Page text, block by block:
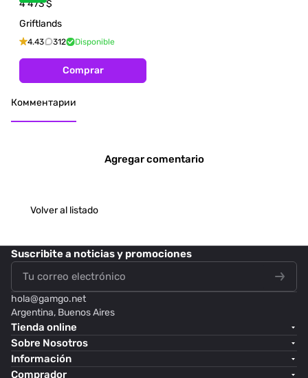
4 473$
Griftlands
4.43 312 Disponible
Comprar
Комментарии
Agregar comentario
Volver al listado
Suscribitea noticias y promociones
hola@gamgo.net
Argentina, Buenos Aires
Tienda online
Sobre Nosotros
Información
Comprador